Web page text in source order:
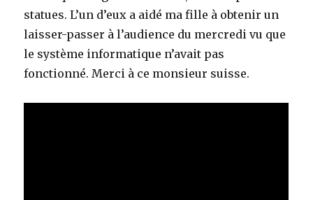
statues. L’un d’eux a aidé ma fille à obtenir un
laisser-passer à l’audience du mercredi vu que
le système informatique n’avait pas
fonctionné. Merci à ce monsieur suisse.